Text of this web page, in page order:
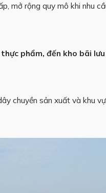
mở rộng quy mô khi nhu
phẩm, đến kho bãi
chuyền sản xuất và khu